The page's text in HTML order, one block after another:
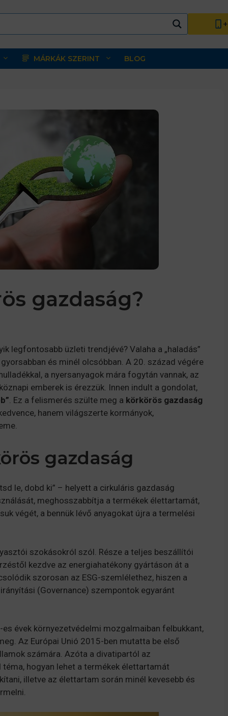
MÁRKÁK SZERINT BLOG
gazdaság?
legfontosabb üzleti trendjévé? Valaha a „haladás”
és minél olcsóbban. A 20. század végére
a nyersanyagok mára fogytán vannak, az
emberek is érezzük. Innen indult a gondolat,
. Ez a felismerés szülte meg a körkörös gazdaság
hanem világszerte kormányok,
gazdaság
le, dobd ki” – helyett a cirkuláris gazdaság
meghosszabbítja a termékek élettartamát,
végét, a bennük lévő anyagokat újra a termelési
szokásokról szól. Része a teljes beszállítói
kezdve az energiahatékony gyártáson át a
szorosan az ESG-szemlélethez, hiszen a
(Governance) szempontok egyaránt
évek környezetvédelmi mozgalmaiban felbukkant,
Az Európai Unió 2015-ben mutatta be első
számára. Azóta a divatipartól az
téma, hogyan lehet a termékek élettartamát
illetve az élettartam során minél kevesebb és